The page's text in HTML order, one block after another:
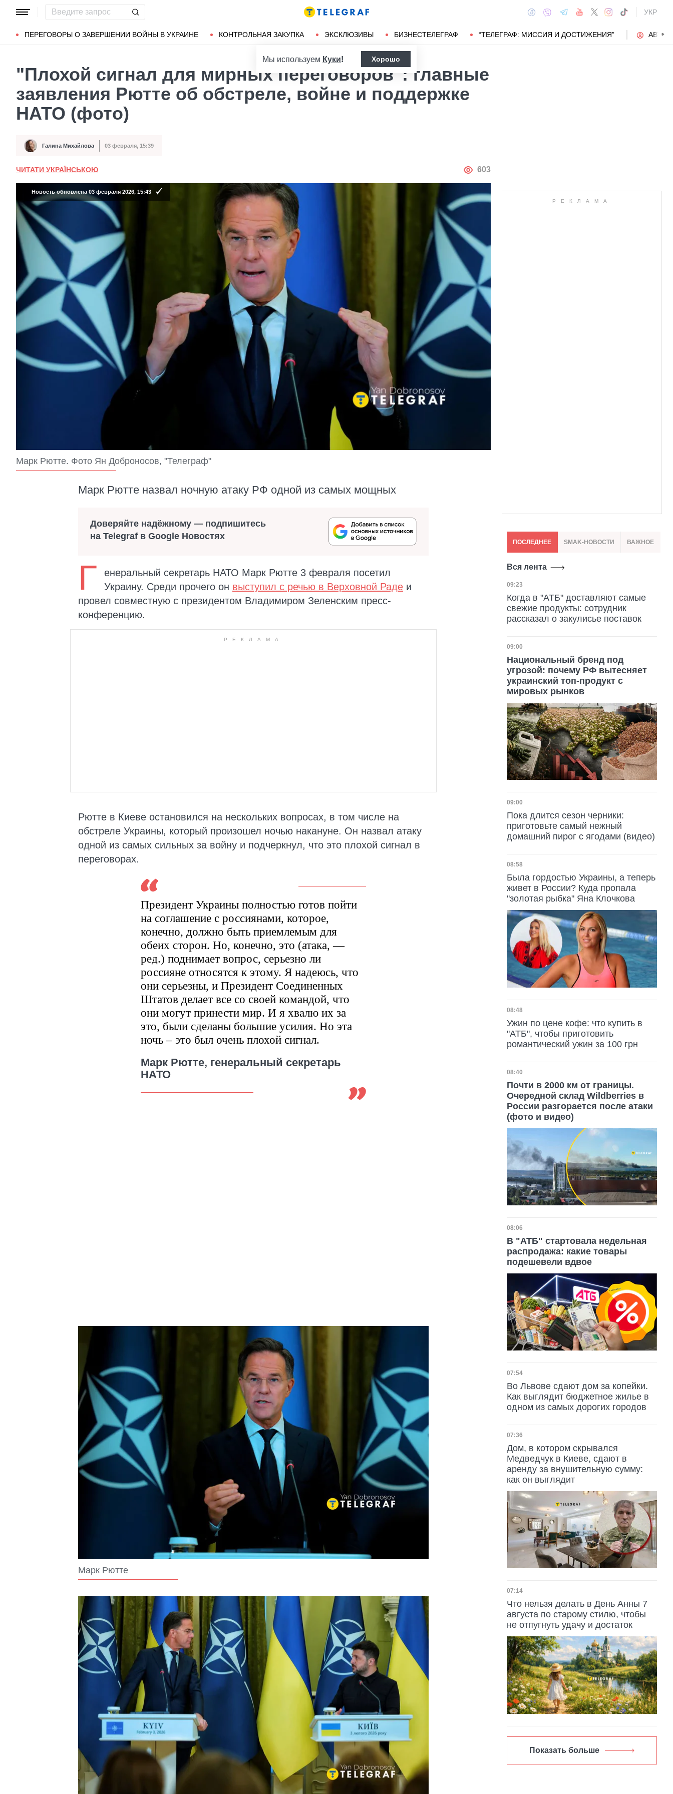
УКР
ПЕРЕГОВОРЫ О ЗАВЕРШЕНИИ ВОЙНЫ В УКРАИНЕ КОНТРОЛЬНАЯ ЗАКУПКА ЭКСКЛЮЗИВЫ БИЗНЕСТЕЛЕГРАФ “ТЕЛЕГРАФ: МИССИЯ И ДОСТИЖЕНИЯ”
Популярные запросы Мариуполь
Мы используем Куки! Хорошо
"Плохой сигнал для мирных переговоров": главные
заявления Рютте об обстреле, войне и поддержке
НАТО (фото)
Автор Галина Михайлова
Дата публикации 03 февраля, 15:39
ЧИТАТИ УКРАЇНСЬКОЮ АВТОР
603
Новость обновлена 03 февраля 2026, 15:43
Марк Рютте. Фото Ян Доброносов, "Телеграф"
Марк Рютте назвал ночную атаку РФ одной из самых мощных
Доверяйте надёжному — подпишитесь
на Telegraf в Google Новостях
Г
енеральный секретарь НАТО Марк Рютте 3 февраля посетил
Украину. Среди прочего он выступил с речью в Верховной Раде и
провел совместную с президентом Владимиром Зеленским пресс-
конференцию.
Рютте в Киеве остановился на нескольких вопросах, в том числе на
обстреле Украины, который произошел ночью накануне. Он назвал атаку
одной из самых сильных за войну и подчеркнул, что это плохой сигнал в
переговорах.
Президент Украины полностью готов пойти
на соглашение с россиянами, которое,
конечно, должно быть приемлемым для
обеих сторон. Но, конечно, это (атака, —
ред.) поднимает вопрос, серьезно ли
россияне относятся к этому. Я надеюсь, что
они серьезны, и Президент Соединенных
Штатов делает все со своей командой, что
они могут принести мир. И я хвалю их за
это, были сделаны большие усилия. Но эта
ночь – это был очень плохой сигнал.
Марк Рютте, генеральный секретарь
НАТО
Марк Рютте
ПОСЛЕДНЕЕ SMAK-НОВОСТИ ВАЖНОЕ
Вся лента
Дата публикации
09:23
Когда в "АТБ" доставляют самые
свежие продукты: сотрудник
рассказал о закулисье поставок
Дата публикации
09:00
Национальный бренд под
угрозой: почему РФ вытесняет
украинский топ-продукт с
мировых рынков
Дата публикации
09:00
Пока длится сезон черники:
приготовьте самый нежный
домашний пирог с ягодами (видео)
Дата публикации
08:58
Была гордостью Украины, а теперь
живет в России? Куда пропала
"золотая рыбка" Яна Клочкова
Дата публикации
08:48
Ужин по цене кофе: что купить в
"АТБ", чтобы приготовить
романтический ужин за 100 грн
Дата публикации
08:40
Почти в 2000 км от границы.
Очередной склад Wildberries в
России разгорается после атаки
(фото и видео)
Дата публикации
08:06
В "АТБ" стартовала недельная
распродажа: какие товары
подешевели вдвое
Дата публикации
07:54
Во Львове сдают дом за копейки.
Как выглядит бюджетное жилье в
одном из самых дорогих городов
Дата публикации
07:36
Дом, в котором скрывался
Медведчук в Киеве, сдают в
аренду за внушительную сумму:
как он выглядит
Дата публикации
07:14
Что нельзя делать в День Анны 7
августа по старому стилю, чтобы
не отпугнуть удачу и достаток
Показать больше